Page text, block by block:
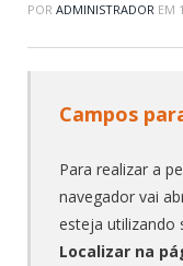
POR ADMINISTRADOR EM
Campos
Para realizar a
navegador vai
esteja utilizando
Localizar na